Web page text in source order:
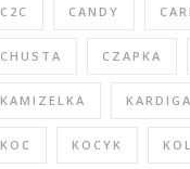
C2C CANDY
CHUSTA CZAPKA
KAMIZELKA
KOC KOCYK